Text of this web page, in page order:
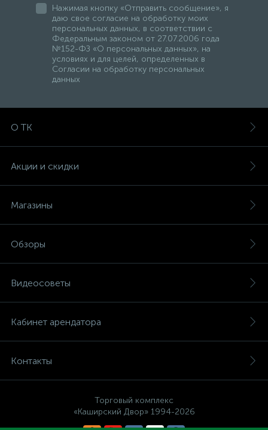
Нажимая кнопку «Отправить сообщение», я
даю свое согласие на обработку моих
персональных данных, в соответствии с
Федеральным законом от 27.07.2006 года
№152-ФЗ «О персональных данных», на
условиях и для целей, определенных в
Согласии на обработку персональных
данных
О ТК
Акции и скидки
Магазины
Обзоры
Видеосоветы
Кабинет арендатора
Контакты
Торговый комплекс
«Каширский Двор» 1994-2026